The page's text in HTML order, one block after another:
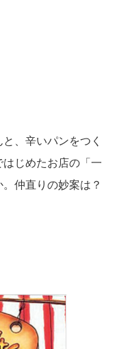
、辛いパンをつく
じめたお店の「一
仲直りの妙案は？